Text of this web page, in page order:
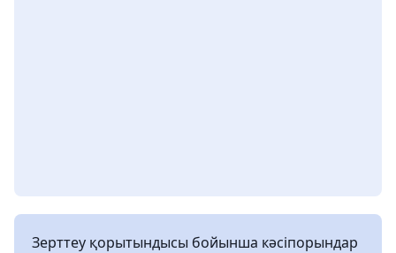
Зерттеу қорытындысы бойынша кәсіпорындар